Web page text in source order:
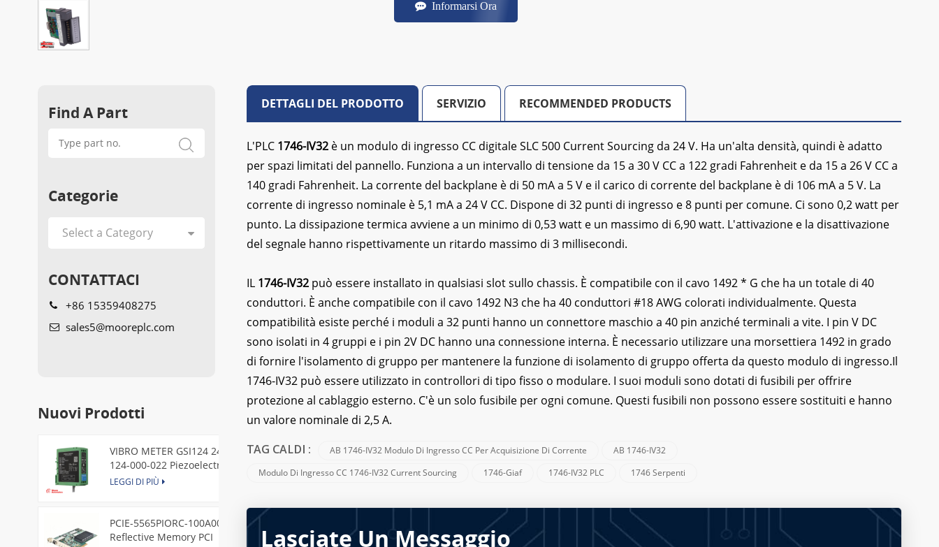
Informarsi Ora
DETTAGLI DEL PRODOTTO SERVIZIO RECOMMENDED PRODUCTS
L'PLC 1746-IV32 è un modulo di ingresso CC digitale SLC 500 Current Sourcing da 24 V. Ha un'alta densità, quindi è adatto
per spazi limitati del pannello. Funziona a un intervallo di tensione da 15 a 30 V CC a 122 gradi Fahrenheit e da 15 a 26 V CC a
140 gradi Fahrenheit. La corrente del backplane è di 50 mA a 5 V e il carico di corrente del backplane è di 106 mA a 5 V. La
corrente di ingresso nominale è 5,1 mA a 24 V CC. Dispone di 32 punti di ingresso e 8 punti per comune. Ci sono 0,2 watt per
punto. La dissipazione termica avviene a un minimo di 0,53 watt e un massimo di 6,90 watt. L'attivazione e la disattivazione
del segnale hanno rispettivamente un ritardo massimo di 3 millisecondi.
IL 1746-IV32 può essere installato in qualsiasi slot sullo chassis. È compatibile con il cavo 1492 * G che ha un totale di 40
conduttori. È anche compatibile con il cavo 1492 N3 che ha 40 conduttori #18 AWG colorati individualmente. Questa
compatibilità esiste perché i moduli a 32 punti hanno un connettore maschio a 40 pin anziché terminali a vite. I pin V DC
sono isolati in 4 gruppi e i pin 2V DC hanno una connessione interna. È necessario utilizzare una morsettiera 1492 in grado
di fornire l'isolamento di gruppo per mantenere la funzione di isolamento di gruppo offerta da questo modulo di ingresso.Il
1746-IV32 può essere utilizzato in controllori di tipo fisso o modulare. I suoi moduli sono dotati di fusibili per offrire
protezione al cablaggio esterno. C'è un solo fusibile per ogni comune. Questi fusibili non possono essere sostituiti e hanno
un valore nominale di 2,5 A.
TAG CALDI : AB 1746-IV32 Modulo Di Ingresso CC Per Acquisizione Di Corrente
AB 1746-IV32
Modulo Di Ingresso CC 1746-IV32 Current Sourcing
1746-Giaf 1746-IV32 PLC 1746 Serpenti
Lasciate Un Messaggio
Find A Part
Categorie
CONTATTACI
+86 15359408275
sales5@mooreplc.com
Nuovi Prodotti
VIBRO METER GSI124 244-
124-000-022 Piezoelectric
Pressure Transducer
LEGGI DI PIÙ
PCIE-5565PIORC-100A00
Reflective Memory PCI